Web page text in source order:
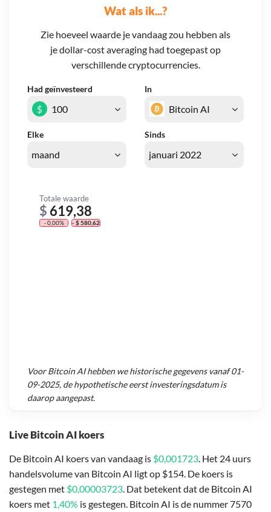
Live Bitcoin AI koers
De Bitcoin AI koers van vandaag is $0,001723. Het 24 uurs
handelsvolume van Bitcoin AI ligt op $154. De koers is
gestegen met $0,00003723. Dat betekent dat de Bitcoin AI
koers met 1,40% is gestegen. Bitcoin AI is de nummer 7570
Wat als ik...?
Zie hoeveel waarde je vandaag zou hebben als
je dollar-cost averaging had toegepast op
verschillende cryptocurrencies.
Had geïnvesteerd In
Elke Sinds
$
Totale waarde
$ 619,38
- 0,00% - $ 580,62
VoorBitcoin AIhebben we historische gegevens vanaf01-
09-2025, de hypothetische eerst investeringsdatum is
daarop aangepast.